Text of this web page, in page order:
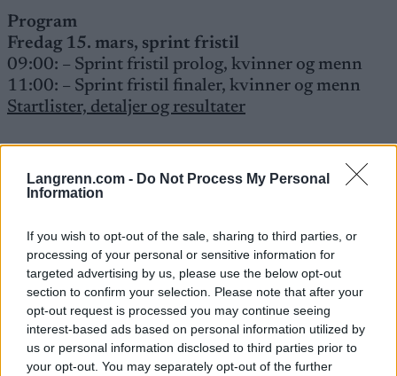
Langrenn.com - Do Not Process My Personal
Information
If you wish to opt-out of the sale, sharing to third parties, or
processing of your personal or sensitive information for
targeted advertising by us, please use the below opt-out
section to confirm your selection. Please note that after your
opt-out request is processed you may continue seeing
interest-based ads based on personal information utilized by
us or personal information disclosed to third parties prior to
your opt-out. You may separately opt-out of the further
Program
Fredag 15. mars, sprint fristil
09:00: – Sprint fristil prolog, kvinner og menn
11:00: – Sprint fristil finaler, kvinner og menn
Startlister, detaljer og resultater
09:00: 5km klassisk intervallstart, kvinner
10:00: 10km klassisk intervallstart, menn
Søndag 17. mars, stafett
09:00: Stafett 3x3km, kvinner
10:00: Stafett 3x5km, menn
Startlister, detaljer og resultater